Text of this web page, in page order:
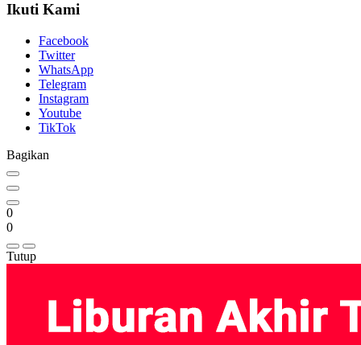
Ikuti Kami
Facebook
Twitter
WhatsApp
Telegram
Instagram
Youtube
TikTok
Bagikan
0
0
Tutup